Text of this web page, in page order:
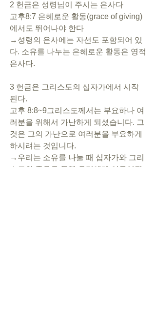
2 헌금은 성령님이 주시는 은사다
고후8:7 은혜로운 활동(grace of giving)
에서도 뛰어나야 한다
→성령의 은사에는 자선도 포함되어 있
다. 소유를 나누는 은혜로운 활동은 영적
은사다.
3 헌금은 그리스도의 십자가에서 시작
된다.
고후 8:8~9그리스도께서는 부요하나 여
러분을 위해서 가난하게 되셨습니다. 그
것은 그의 가난으로 여러분을 부요하게
하시려는 것입니다.
→우리는 소유를 나눌 때 십자가와 그리
스도의 죽음을 통해 우리에게 이루어진